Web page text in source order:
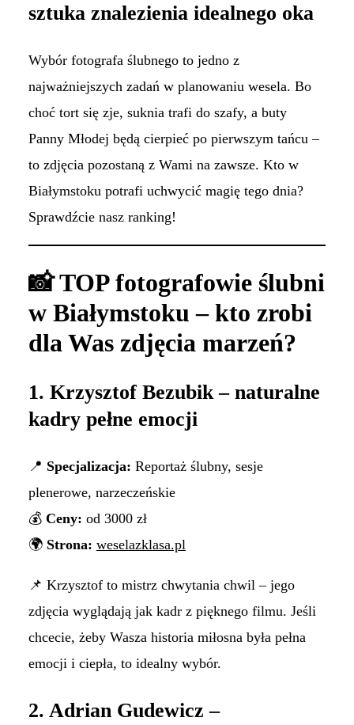
sztuka znalezienia idealnego oka
Wybór fotografa ślubnego to jedno z
najważniejszych zadań w planowaniu wesela. Bo
choć tort się zje, suknia trafi do szafy, a buty
Panny Młodej będą cierpieć po pierwszym tańcu –
to zdjęcia pozostaną z Wami na zawsze. Kto w
Białymstoku potrafi uchwycić magię tego dnia?
Sprawdźcie nasz ranking!
📸 TOP fotografowie ślubni
w Białymstoku – kto zrobi
dla Was zdjęcia marzeń?
1. Krzysztof Bezubik – naturalne
kadry pełne emocji
📍 Specjalizacja: Reportaż ślubny, sesje
plenerowe, narzeczeńskie
💰 Ceny: od 3000 zł
🌍 Strona: weselazklasa.pl
📌 Krzysztof to mistrz chwytania chwil – jego
zdjęcia wyglądają jak kadr z pięknego filmu. Jeśli
chcecie, żeby Wasza historia miłosna była pełna
emocji i ciepła, to idealny wybór.
2. Adrian Gudewicz –